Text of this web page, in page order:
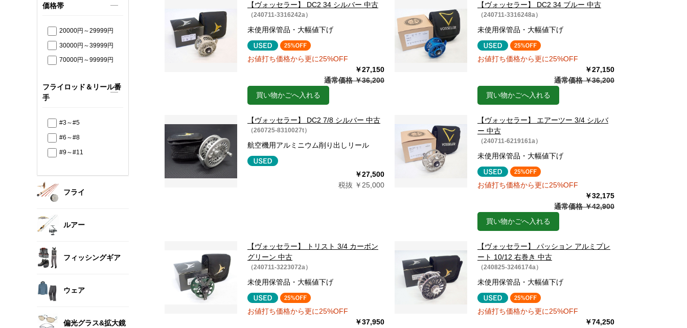
価格帯
20000円～29999円
30000円～39999円
70000円～99999円
フライロッド＆リール番
手
#3～#5
#6～#8
#9～#11
フライ
ルアー
フィッシングギア
ウェア
偏光グラス&拡大鏡
【ヴォッセラー】 DC2 34 シルバー 中古
（240711-3316242a）
未使用保管品・大幅値下げ
お値打ち価格から更に25%OFF
￥27,150
通常価格 ￥36,200
買い物かごへ入れる
【ヴォッセラー】 DC2 34 ブルー 中古
（240711-3316248a）
未使用保管品・大幅値下げ
お値打ち価格から更に25%OFF
￥27,150
通常価格 ￥36,200
買い物かごへ入れる
【ヴォッセラー】 DC2 7/8 シルバー 中古
（260725-8310027t）
航空機用アルミニウム削り出しリール
￥27,500
税抜 ￥25,000
【ヴォッセラー】 エアーツー 3/4 シルバ
ー 中古
（240711-6219161a）
未使用保管品・大幅値下げ
お値打ち価格から更に25%OFF
￥32,175
通常価格 ￥42,900
買い物かごへ入れる
【ヴォッセラー】 トリスト 3/4 カーボン
グリーン 中古
（240711-3223072a）
未使用保管品・大幅値下げ
お値打ち価格から更に25%OFF
￥37,950
【ヴォッセラー】 パッション アルミプレ
ート 10/12 右巻き 中古
（240825-3246174a）
未使用保管品・大幅値下げ
お値打ち価格から更に25%OFF
￥74,250